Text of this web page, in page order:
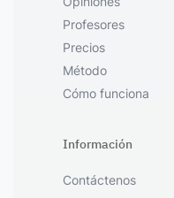
Profesores
Precios
Método
Cómo funciona
Información
Contáctenos